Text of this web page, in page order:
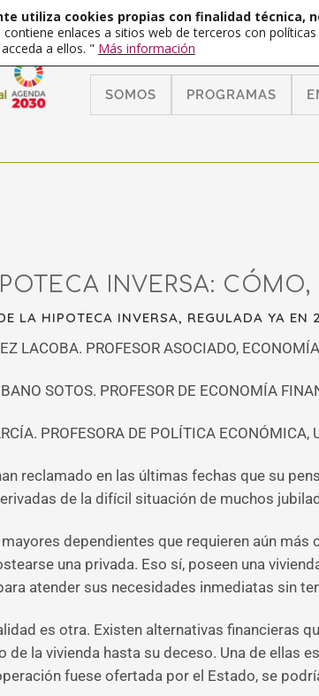
SOMOS PROGRAMAS
INVERSA: CÓMO,
LA HIPOTECA INVERSA, REGULADA YA
LACOBA. PROFESOR ASOCIADO,
SOTOS. PROFESOR DE ECONOMÍA
PROFESORA DE POLÍTICA
reclamado en las últimas fechas que su
de la difícil situación de muchos
dependientes que requieren aún
una privada. Eso sí, poseen una
atender sus necesidades inmediatas sin
es otra. Existen alternativas financieras
de la vivienda hasta su deceso. Una de ellas
fuese ofertada por el Estado, se
utiliza cookies propias con finalidad técnica,
contiene enlaces a sitios web de terceros con
a ellos. " Más información